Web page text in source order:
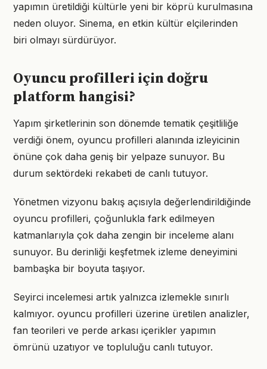
yapımın üretildiği kültürle yeni bir köprü kurulmasına
neden oluyor. Sinema, en etkin kültür elçilerinden
biri olmayı sürdürüyor.
Oyuncu profilleri için doğru
platform hangisi?
Yapım şirketlerinin son dönemde tematik çeşitliliğe
verdiği önem, oyuncu profilleri alanında izleyicinin
önüne çok daha geniş bir yelpaze sunuyor. Bu
durum sektördeki rekabeti de canlı tutuyor.
Yönetmen vizyonu bakış açısıyla değerlendirildiğinde
oyuncu profilleri, çoğunlukla fark edilmeyen
katmanlarıyla çok daha zengin bir inceleme alanı
sunuyor. Bu derinliği keşfetmek izleme deneyimini
bambaşka bir boyuta taşıyor.
Seyirci incelemesi artık yalnızca izlemekle sınırlı
kalmıyor. oyuncu profilleri üzerine üretilen analizler,
fan teorileri ve perde arkası içerikler yapımın
ömrünü uzatıyor ve topluluğu canlı tutuyor.